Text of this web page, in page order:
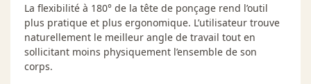
La flexibilité à 180° de la tête de ponçage rend l’outil
plus pratique et plus ergonomique. L’utilisateur trouve
naturellement le meilleur angle de travail tout en
sollicitant moins physiquement l’ensemble de son
corps.